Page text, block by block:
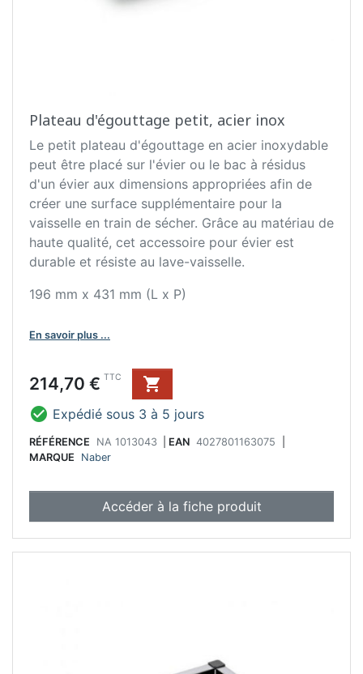
Plateau d'égouttage petit, acier inox
Le petit plateau d'égouttage en acier inoxydable
peut être placé sur l'évier ou le bac à résidus
d'un évier aux dimensions appropriées afin de
créer une surface supplémentaire pour la
vaisselle en train de sécher. Grâce au matériau de
haute qualité, cet accessoire pour évier est
durable et résiste au lave-vaisselle.
196 mm x 431 mm (L x P)
En savoir plus ...
Prix
214,70 € TTC

 Expédié sous 3 à 5 jours
RÉFÉRENCE NA 1013043 EAN 4027801163075
MARQUE
Naber
Accéder à la fiche produit